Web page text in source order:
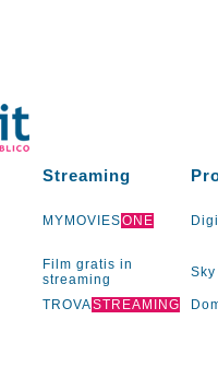
Streaming
MYMOVIESONE
Film gratis in
streaming
Sky
TROVASTREAMING